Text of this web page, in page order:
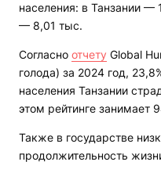
населения: в Танзании —
— 8,01 тыс.
Согласно отчету Global
голода) за 2024 год,
населения Танзании
этом рейтинге занимает
Также в государстве
продолжительность